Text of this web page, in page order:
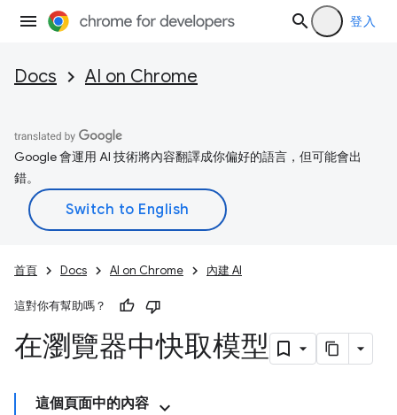
登入
Docs AI on Chrome
Google 會運用 AI 技術將內容翻譯成你偏好的語言，但可能會出
錯。
首頁 Docs AI on Chrome 內建 AI
這對你有幫助嗎？
在瀏覽器中快取模型
這個頁面中的內容